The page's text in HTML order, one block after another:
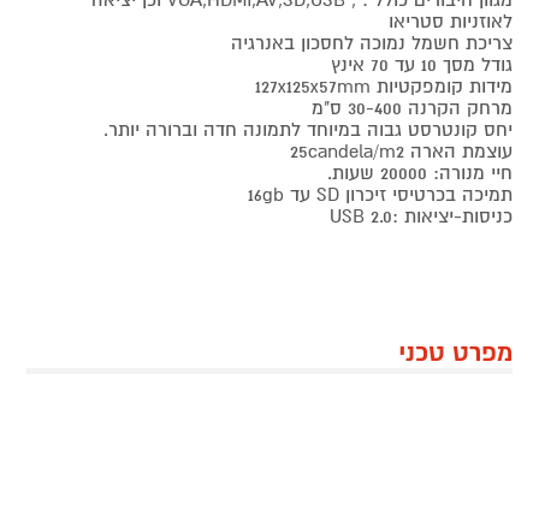
לאוזניות סטריאו
צריכת חשמל נמוכה לחסכון באנרגיה
גודל מסך 10 עד 70 אינץ
מידות קומפקטיות 127x125x57mm
מרחק הקרנה 30-400 ס"מ
יחס קונטרסט גבוה במיוחד לתמונה חדה וברורה יותר.
עוצמת הארה 25candela/m2
חיי מנורה: 20000 שעות.
תמיכה בכרטיסי זיכרון SD עד 16gb
כניסות-יציאות :USB 2.0
מפרט טכני